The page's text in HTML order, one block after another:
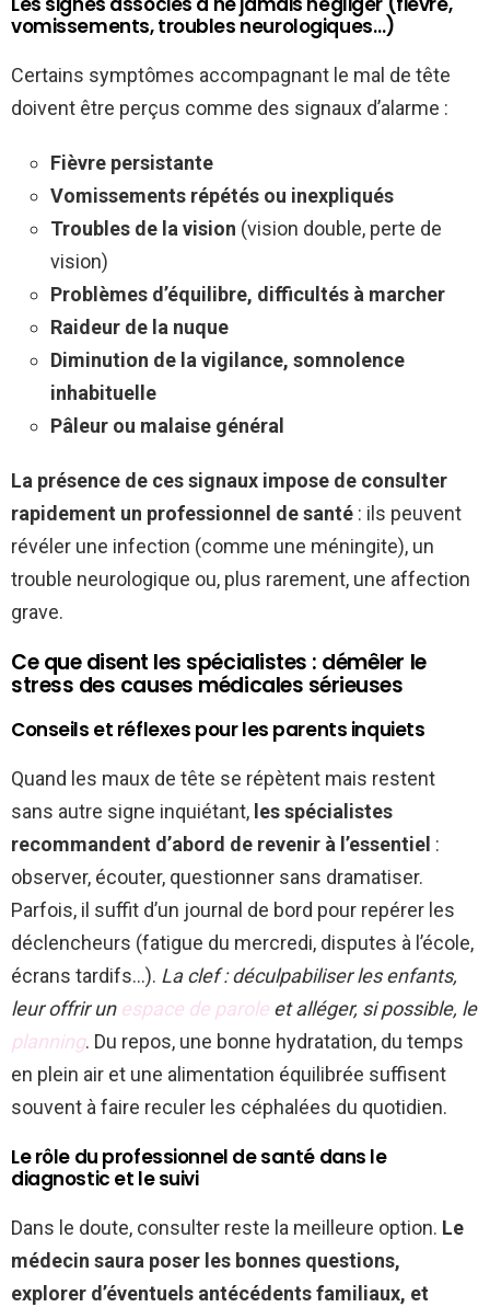
vomissements, troubles neurologiques…)
Certains symptômes accompagnant le mal de tête
doivent être perçus comme des signaux d’alarme :
Fièvre persistante
Vomissements répétés ou inexpliqués
Troubles de la vision (vision double, perte de
vision)
Problèmes d’équilibre, difficultés à marcher
Raideur de la nuque
Diminution de la vigilance, somnolence
inhabituelle
Pâleur ou malaise général
La présence de ces signaux impose de consulter
rapidement un professionnel de santé : ils peuvent
révéler une infection (comme une méningite), un
trouble neurologique ou, plus rarement, une affection
grave.
Ce que disent les spécialistes : démêler le
stress des causes médicales sérieuses
Conseils et réflexes pour les parents inquiets
Quand les maux de tête se répètent mais restent
sans autre signe inquiétant, les spécialistes
recommandent d’abord de revenir à l’essentiel :
observer, écouter, questionner sans dramatiser.
Parfois, il suffit d’un journal de bord pour repérer les
déclencheurs (fatigue du mercredi, disputes à l’école,
écrans tardifs…). La clef : déculpabiliser les enfants,
leur offrir un espace de parole et alléger, si possible, le
planning. Du repos, une bonne hydratation, du temps
en plein air et une alimentation équilibrée suffisent
souvent à faire reculer les céphalées du quotidien.
Le rôle du professionnel de santé dans le
diagnostic et le suivi
Dans le doute, consulter reste la meilleure option. Le
médecin saura poser les bonnes questions,
explorer d’éventuels antécédents familiaux, et